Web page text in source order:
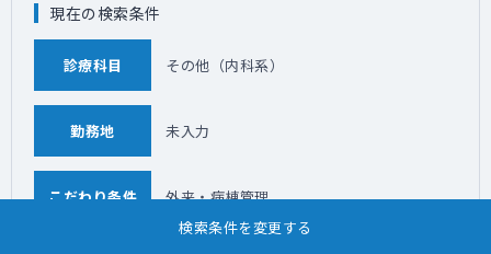
検索条件を変更する
現在の検索条件
診療科目 その他（内科系）
勤務地 未入力
こだわり条件 外来・病棟管理